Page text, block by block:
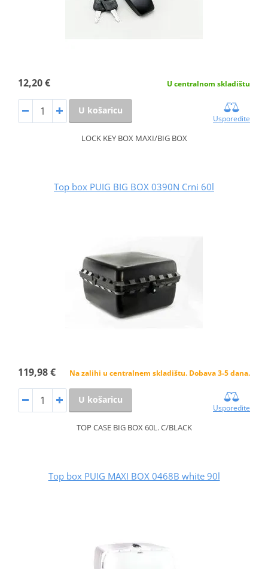
12,20 € U centralnom skladištu
U košaricu
Usporedite
LOCK KEY BOX MAXI/BIG BOX
Top box PUIG BIG BOX 0390N Crni 60l
119,98 € Na zalihi u centralnem skladištu. Dobava 3-5 dana.
U košaricu
Usporedite
TOP CASE BIG BOX 60L. C/BLACK
Top box PUIG MAXI BOX 0468B white 90l